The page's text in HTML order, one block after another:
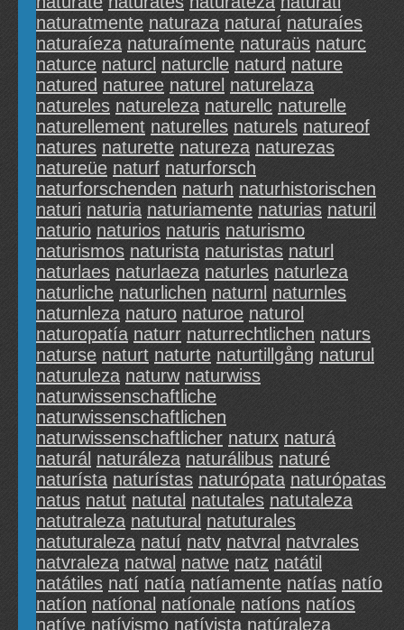
naturatmente naturaza naturaí naturaíes
naturaíeza naturaímente naturaüs naturc
naturce naturcl naturclle naturd nature
natured naturee naturel naturelaza
natureles natureleza naturellc naturelle
naturellement naturelles naturels natureof
natures naturette natureza naturezas
natureüe naturf naturforsch
naturforschenden naturh naturhistorischen
naturi naturia naturiamente naturias naturil
naturio naturios naturis naturismo
naturismos naturista naturistas naturl
naturlaes naturlaeza naturles naturleza
naturliche naturlichen naturnl naturnles
naturnleza naturo naturoe naturol
naturopatía naturr naturrechtlichen naturs
naturse naturt naturte naturtillgång naturul
naturuleza naturw naturwiss
naturwissenschaftliche
naturwissenschaftlichen
naturwissenschaftlicher naturx naturá
naturál naturáleza naturálibus naturé
naturísta naturístas naturópata naturópatas
natus natut natutal natutales natutaleza
natutraleza natutural natuturales
natuturaleza natuí natv natvral natvrales
natvraleza natwal natwe natz natátil
natátiles natí natía natíamente natías natío
natíon natíonal natíonale natíons natíos
natíve natívismo natívista natúraleza